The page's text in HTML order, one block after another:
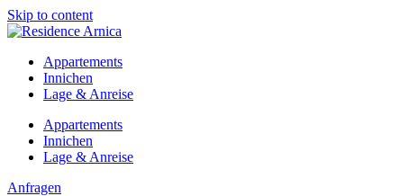
Skip to content
Appartements
Innichen
Lage & Anreise
Appartements
Innichen
Lage & Anreise
Anfragen